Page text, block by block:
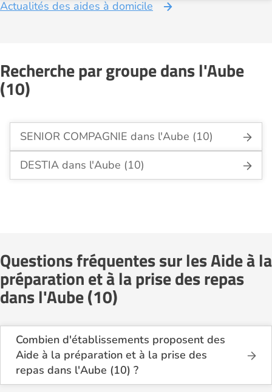
Actualités des aides à domicile
Recherche par groupe dans l'Aube
(10)
SENIOR COMPAGNIE dans l'Aube (10)
DESTIA dans l'Aube (10)
Questions fréquentes sur les Aide à la
préparation et à la prise des repas
dans l'Aube (10)
Combien d'établissements proposent des
Aide à la préparation et à la prise des
repas dans l'Aube (10) ?
Sur le site Logement-seniors.com, on recense